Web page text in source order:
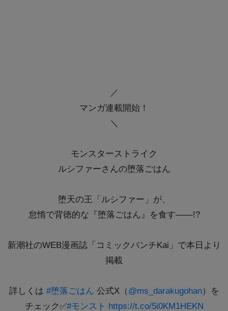
／
マンガ連載開始！
＼
モンスターストライク
ルシファーさんの堕落ごはん
堕天の王「ルシファー」が、
怠惰で背徳的な『堕落ごはん』を食す――!?
新潮社のWEB漫画誌「コミックバンチKai」で本日より
掲載
詳しくは #堕落ごはん 公式X（ @ms_darakugohan）を
チェック✅#モンスト https://t.co/5i0KM1HEKN